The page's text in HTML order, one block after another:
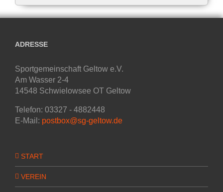
ADRESSE
Sportgemeinschaft Geltow e.V.
Am Wasser 2-4
14548 Schwielowsee OT Geltow
Telefon: 03327 - 4882448
E-Mail: postbox@sg-geltow.de
START
VEREIN